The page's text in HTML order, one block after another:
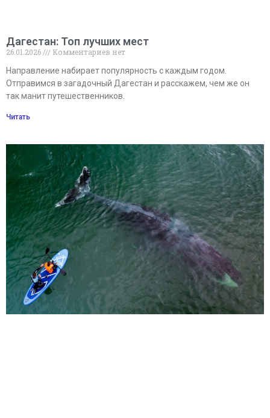
Дагестан: Топ лучших мест
26.01.2026
Комментариев нет
Направление набирает популярность с каждым годом.
Отправимся в загадочный Дагестан и расскажем, чем же он
так манит путешественников.
Читать